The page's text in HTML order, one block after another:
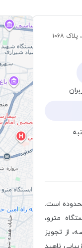
۱۰۶۸
است.
مترو،
از تجویز